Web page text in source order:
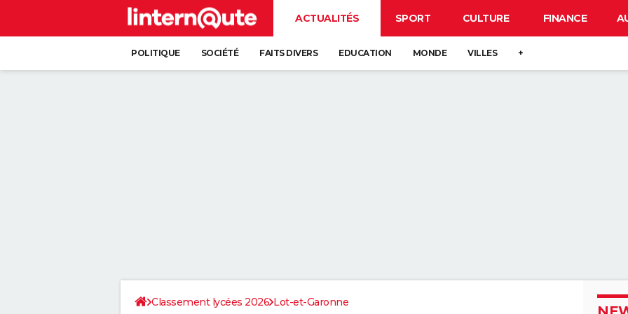
ACTUALITÉS SPORT CULTURE FINANCE
POLITIQUE SOCIÉTÉ FAITS DIVERS EDUCATION MONDE VILLES +
Classement lycées 2026 Lot-et-Garonne